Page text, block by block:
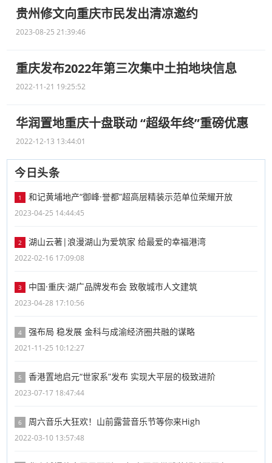
贵州修文向重庆市民发出清凉邀约
2023-08-25 21:39:46
重庆发布2022年第三次集中土拍地块信息
2022-11-21 19:25:52
华润置地重庆十盘联动 “超级年终”重磅优惠
2022-12-13 13:44:01
今日头条
1 和记黄埔地产“御峰·誉都”超高层精装示范单位荣耀开放
2023-04-25 14:44:45
2 湖山云著|浪漫湖山为爱筑家 给最爱的幸福港湾
2022-02-16 17:09:08
3 中国·重庆·湖广品牌发布会 致敬城市人文建筑
2023-04-28 17:10:56
4 强布局 稳发展 金科与成渝经济圈共融的谋略
2021-11-25 10:12:27
5 香港置地启元“世家系”发布 实现大平层的极致进阶
2023-07-17 18:47:44
6 周六音乐大狂欢！山前露营音乐节等你来High
2022-03-10 13:57:48